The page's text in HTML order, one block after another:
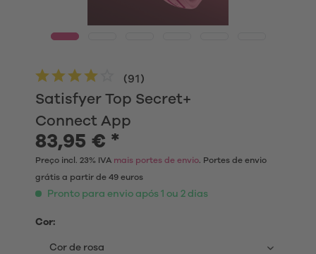
Satisfyer Top Secret+
Connect App
(91 )
83,95 € *
Preço incl. 23% IVA mais portes de envio. Portes de envio
grátis a partir de 49 euros
Pronto para envio após 1 ou 2 dias
Cor: